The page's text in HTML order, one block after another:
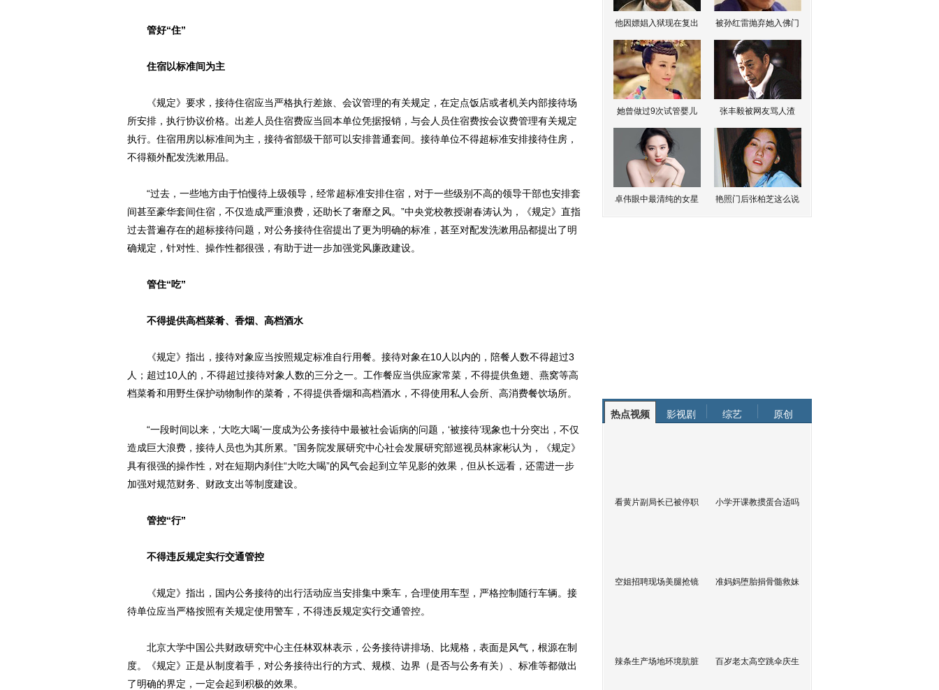
管好“住”
住宿以标准间为主
《规定》要求，接待住宿应当严格执行差旅、会议管理的有关规定，在定点饭店或者机关内部接待场
所安排，执行协议价格。出差人员住宿费应当回本单位凭据报销，与会人员住宿费按会议费管理有关规定
执行。住宿用房以标准间为主，接待省部级干部可以安排普通套间。接待单位不得超标准安排接待住房，
不得额外配发洗漱用品。
“过去，一些地方由于怕慢待上级领导，经常超标准安排住宿，对于一些级别不高的领导干部也安排套
间甚至豪华套间住宿，不仅造成严重浪费，还助长了奢靡之风。”中央党校教授谢春涛认为，《规定》直指
过去普遍存在的超标接待问题，对公务接待住宿提出了更为明确的标准，甚至对配发洗漱用品都提出了明
确规定，针对性、操作性都很强，有助于进一步加强党风廉政建设。
管住“吃”
不得提供高档菜肴、香烟、高档酒水
《规定》指出，接待对象应当按照规定标准自行用餐。接待对象在10人以内的，陪餐人数不得超过3
人；超过10人的，不得超过接待对象人数的三分之一。工作餐应当供应家常菜，不得提供鱼翅、燕窝等高
档菜肴和用野生保护动物制作的菜肴，不得提供香烟和高档酒水，不得使用私人会所、高消费餐饮场所。
“一段时间以来，‘大吃大喝’一度成为公务接待中最被社会诟病的问题，‘被接待’现象也十分突出，不仅
造成巨大浪费，接待人员也为其所累。”国务院发展研究中心社会发展研究部巡视员林家彬认为，《规定》
具有很强的操作性，对在短期内刹住“大吃大喝”的风气会起到立竿见影的效果，但从长远看，还需进一步
加强对规范财务、财政支出等制度建设。
管控“行”
不得违反规定实行交通管控
《规定》指出，国内公务接待的出行活动应当安排集中乘车，合理使用车型，严格控制随行车辆。接
待单位应当严格按照有关规定使用警车，不得违反规定实行交通管控。
北京大学中国公共财政研究中心主任林双林表示，公务接待讲排场、比规格，表面是风气，根源在制
度。《规定》正是从制度着手，对公务接待出行的方式、规模、边界（是否与公务有关）、标准等都做出
了明确的界定，一定会起到积极的效果。
他因嫖娼入狱现在复出 被孙红雷抛弃她入佛门
她曾做过9次试管婴儿 张丰毅被网友骂人渣
卓伟眼中最清纯的女星 艳照门后张柏芝这么说
热点视频 影视剧 综艺 原创
看黄片副局长已被停职 小学开课教掼蛋合适吗
空姐招聘现场美腿抢镜 准妈妈堕胎捐骨髓救妹
辣条生产场地环境肮脏 百岁老太高空跳伞庆生